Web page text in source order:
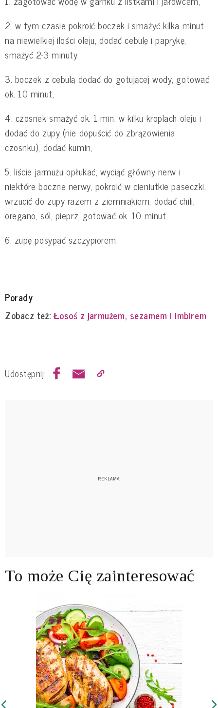
2. w tym czasie pokroić boczek i smażyć kilka minut
na niewielkiej ilości oleju, dodać cebulę i paprykę,
smażyć 2-3 minuty.
3. boczek z cebulą dodać do gotującej wody, gotować
ok. 10 minut,
4. czosnek smażyć ok. 1 min. w kilku kroplach oleju i
dodać do zupy (nie dopuścić do zbrązowienia
czosnku), dodać kumin,
5. liście jarmużu opłukać, wyciąć główny nerw i
niektóre boczne nerwy, pokroić w cieniutkie paseczki,
wrzucić do zupy razem z ziemniakiem, dodać chili,
oregano, sól, pieprz, gotować ok. 10 minut.
6. zupę posypać szczypiorem.
Porady
Zobacz też: Łosoś z jarmużem, sezamem i imbirem
Udostępnij:
To może Cię zainteresować